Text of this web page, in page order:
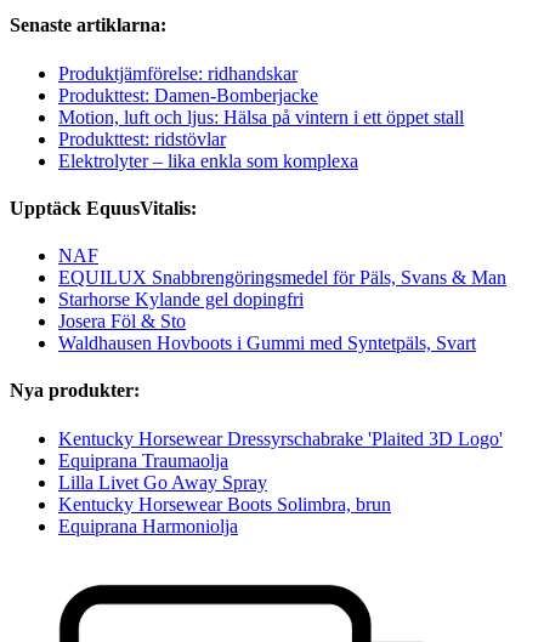
Senaste artiklarna:
Produktjämförelse: ridhandskar
Produkttest: Damen-Bomberjacke
Motion, luft och ljus: Hälsa på vintern i ett öppet stall
Produkttest: ridstövlar
Elektrolyter – lika enkla som komplexa
Upptäck EquusVitalis:
NAF
EQUILUX Snabbrengöringsmedel för Päls, Svans & Man
Starhorse Kylande gel dopingfri
Josera Föl & Sto
Waldhausen Hovboots i Gummi med Syntetpäls, Svart
Nya produkter:
Kentucky Horsewear Dressyrschabrake 'Plaited 3D Logo'
Equiprana Traumaolja
Lilla Livet Go Away Spray
Kentucky Horsewear Boots Solimbra, brun
Equiprana Harmoniolja